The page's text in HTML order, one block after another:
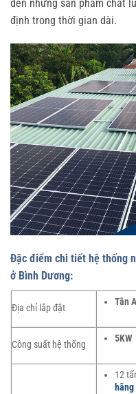
đến những sản phẩm chất
định trong thời gian dài.
Đặc điểm chi tiết hệ thống
ở Bình Dương:
Địa chỉ lắp đặt
Tân
Công suất hệ thống
5KW
12
hãng